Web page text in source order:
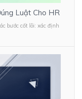
Luật Cho HR
bước cốt lõi: xác định